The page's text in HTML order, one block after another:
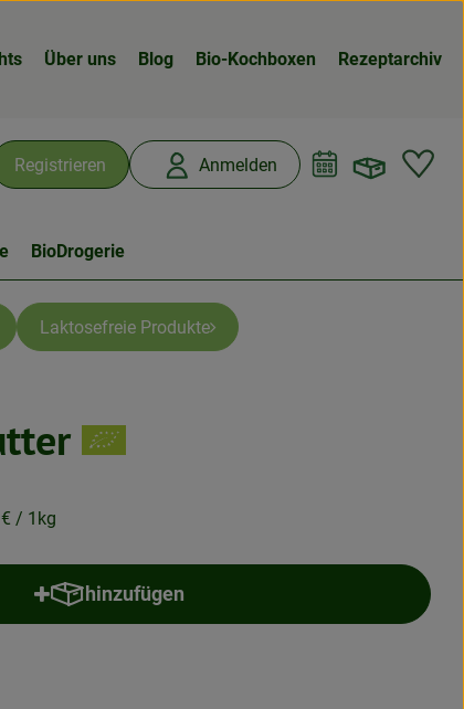
Über uns Blog Bio-Kochboxen Rezeptarchiv
Registrieren Anmelden
BioDrogerie
Laktosefreie Produkte
/ 1kg
hinzufügen
Produkt zum Warenkorb hinzufügen